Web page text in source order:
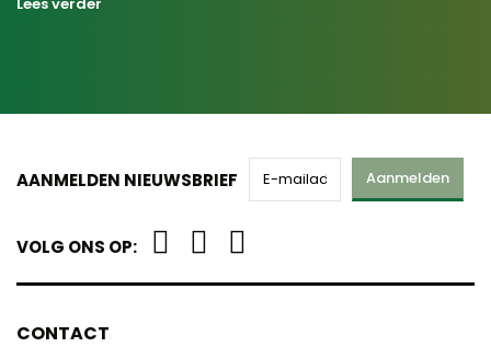
AANMELDEN NIEUWSBRIEF Aanmelden
VOLG ONS OP:
CONTACT